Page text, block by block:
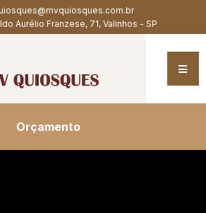
Aurélio Franzese, 71, Valinhos - SP
Orçamento